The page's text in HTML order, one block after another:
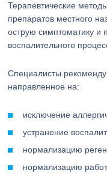
Терапевтические
препаратов местного
острую симптоматику и
воспалительного
Специалисты
направленное на:
исключение
устранение
нормализацию
нормализацию